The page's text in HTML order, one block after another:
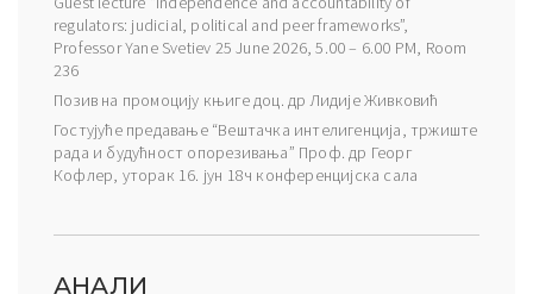
regulators: judicial, political and peer frameworks”,
Professor Yane Svetiev 25 June 2026, 5.00 – 6.00 PM, Room
236
Позив на промоцију књиге доц. др Лидије Живковић
Гостујуће предавање “Вештачка интелигенција, тржиште
рада и будућност опорезивања” Проф. др Георг
Кофлер, уторак 16. јун 18ч конференцијска сала
АНАЛИ